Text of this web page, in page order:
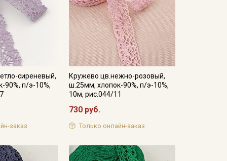
сиреневый,
90%, п/э-10%,
заказ
Кружево цв.нежно-розовый,
ш.25мм, хлопок-90%, п/э-10%,
10м, рис.044/11
730 руб.
Только онлайн-заказ